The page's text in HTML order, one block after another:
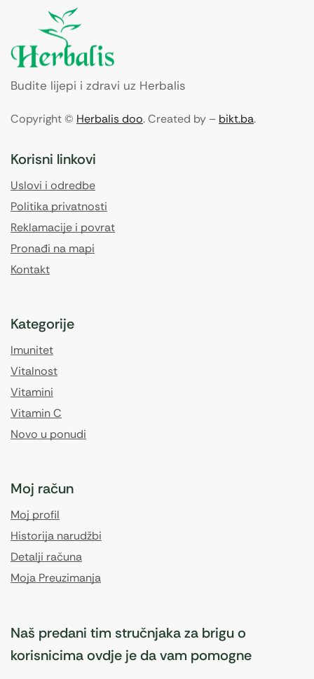
Budite lijepi i zdravi uz Herbalis
Copyright © Herbalis doo. Created by – bikt.ba.
Korisni linkovi
Uslovi i odredbe
Politika privatnosti
Reklamacije i povrat
Pronađi na mapi
Kontakt
Kategorije
Imunitet
Vitalnost
Vitamini
Vitamin C
Novo u ponudi
Moj račun
Moj profil
Historija narudžbi
Detalji računa
Moja Preuzimanja
Naš predani tim stručnjaka za brigu o
korisnicima ovdje je da vam pomogne